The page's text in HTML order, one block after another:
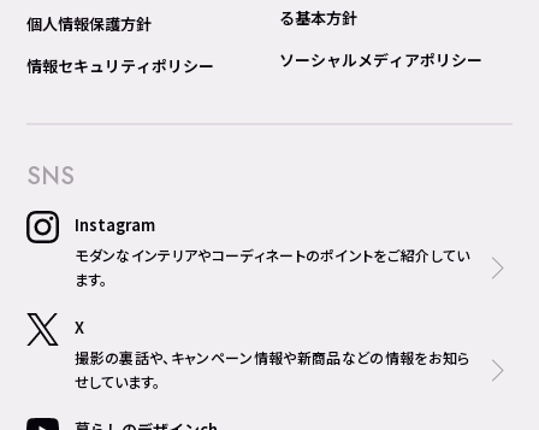
個人情報保護方針
情報セキュリティポリシー
る基本方針
ソーシャルメディアポリシー
SNS
Instagram
モダンなインテリアやコーディネートのポイントをご紹介してい
ます。
X
撮影の裏話や、キャンペーン情報や新商品などの情報をお知ら
せしています。